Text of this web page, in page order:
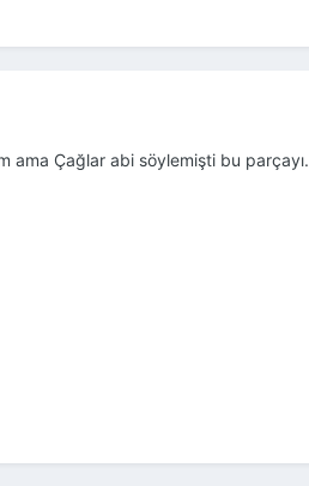
ama Çağlar abi söylemişti bu parçayı.